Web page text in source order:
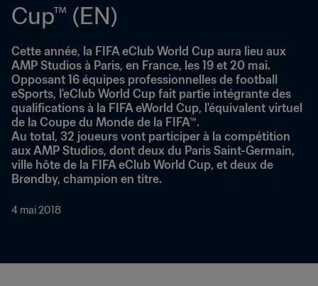
Cup™ (EN)
Cette année, la FIFA eClub World Cup aura lieu aux
AMP Studios à Paris, en France, les 19 et 20 mai.
Opposant 16 équipes professionnelles de football
eSports, l'eClub World Cup fait partie intégrante des
qualifications à la FIFA eWorld Cup, l'équivalent virtuel
de la Coupe du Monde de la FIFA™.
Au total, 32 joueurs vont participer à la compétition
aux AMP Studios, dont deux du Paris Saint-Germain,
ville hôte de la FIFA eClub World Cup, et deux de
Brøndby, champion en titre.
4 mai 2018